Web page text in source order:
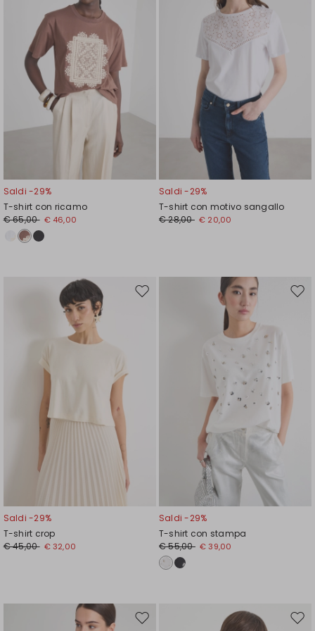
Saldi -29%
T-shirt con ricamo
€ 65,00 € 46,00
Saldi -29%
T-shirt con motivo sangallo
€ 28,00 € 20,00
Sposta
Saldi -29%
T-shirt crop
€ 45,00 € 32,00
Saldi -29%
T-shirt con stampa
€ 55,00 € 39,00
Sposta